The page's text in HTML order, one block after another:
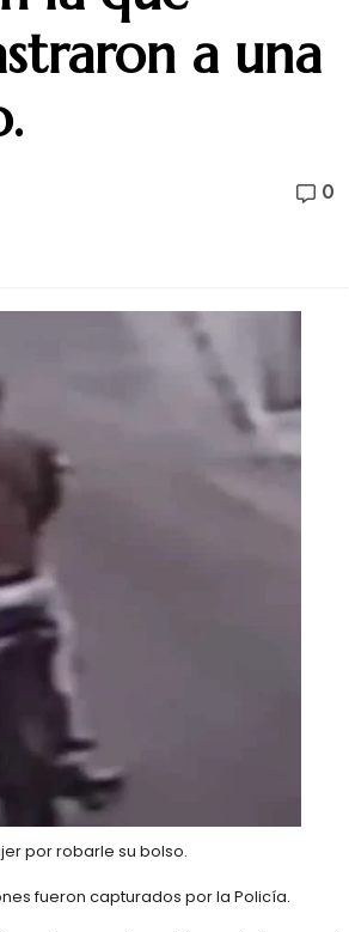
a una
0
por robarle su bolso.
fueron capturados por la Policía.